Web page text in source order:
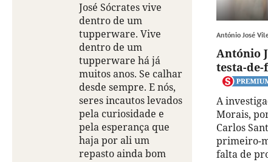
José Sócrates vive
dentro de um
tupperware. Vive
dentro de um
tupperware há já
muitos anos. Se calhar
desde sempre. E nós,
seres incautos levados
pela curiosidade e
pela esperança que
haja por ali um
repasto ainda bom
António José
António
testa-de-
A
Morais,
Carlos
primeiro-
falta de